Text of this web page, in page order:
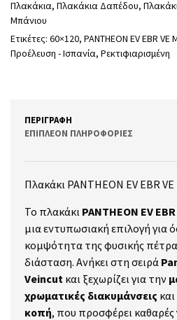
Πλακάκια, Πλακάκια Δαπέδου,
Μπάνιου
Ετικέτες: 60×120, PANTHEON EV EBR VE
Προέλευση - Ισπανία, Ρεκτιφιαρισμένη
ΠΕΡΙΓΡΑΦΉ
ΕΠΙΠΛΈΟΝ ΠΛΗΡΟΦΟΡΊΕΣ
Πλακάκι PANTHEON EV EBR
Το πλακάκι PANTHEON EV
μια εντυπωσιακή επιλογή για
κομψότητα της φυσικής
διάσταση. Ανήκει στη σειρά
Veincut και ξεχωρίζει για την
χρωματικές διακυμάνσεις
κοπή, που προσφέρει καθαρές